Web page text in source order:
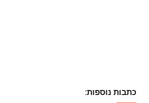
כתבות נוספות: